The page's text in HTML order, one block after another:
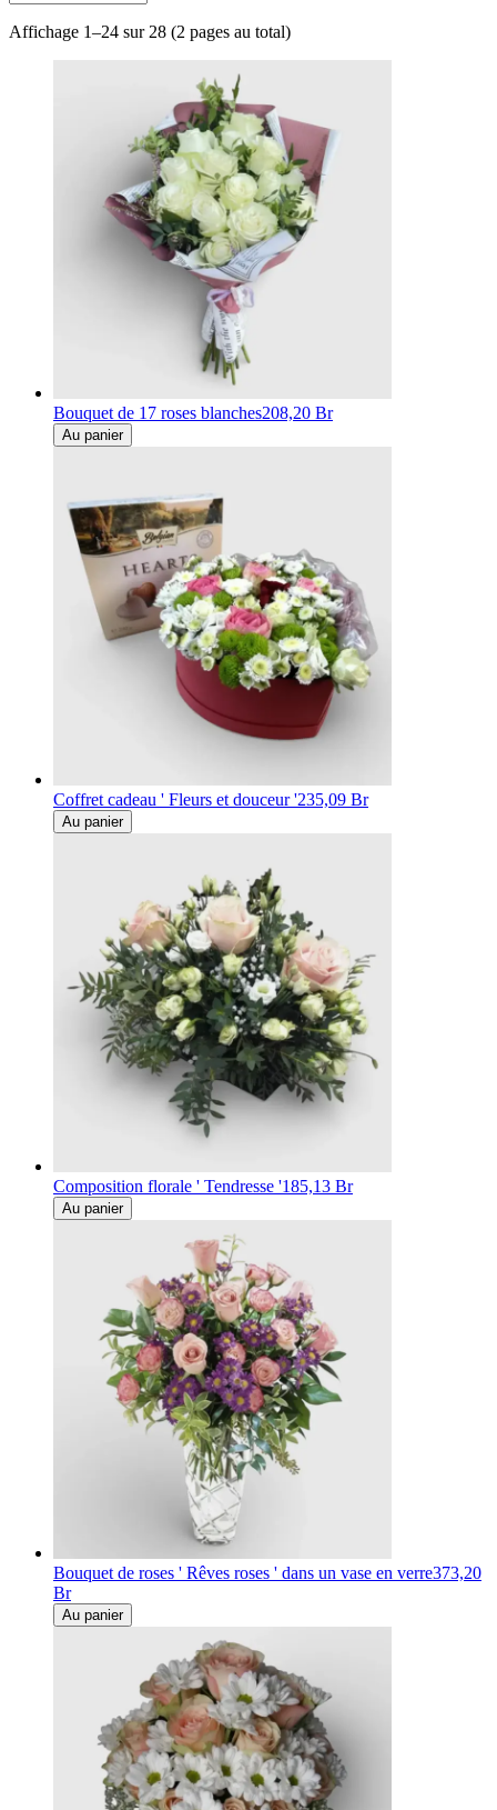
Affichage 1–24 sur 28 (2 pages au total)
Bouquet de 17 roses blanches208,20 Br
Au panier
Coffret cadeau ' Fleurs et douceur '235,09 Br
Au panier
Composition florale ' Tendresse '185,13 Br
Au panier
Bouquet de roses ' Rêves roses ' dans un vase en verre373,20
Br
Au panier